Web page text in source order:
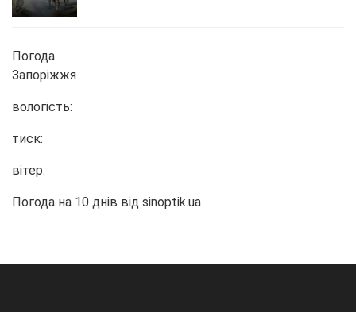
Погода
Запоріжжя
вологість:
тиск:
вітер:
Погода на 10 днів від sinoptik.ua